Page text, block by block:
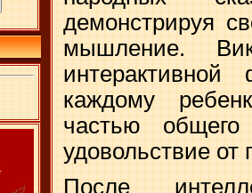
демонстрируя
мышление.
каждому
частью
удовольствие от
После